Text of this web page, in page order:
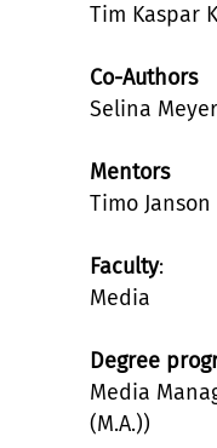
Tim Kaspar
Co-Authors
Selina Meyer
Mentors
Timo Janson
Faculty:
Media
Degree
Media
(M.A.))